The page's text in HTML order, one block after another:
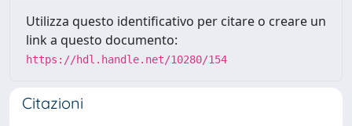
Utilizza questo identificativo per citare o creare un
link a questo documento:
https://hdl.handle.net/10280/154
Citazioni